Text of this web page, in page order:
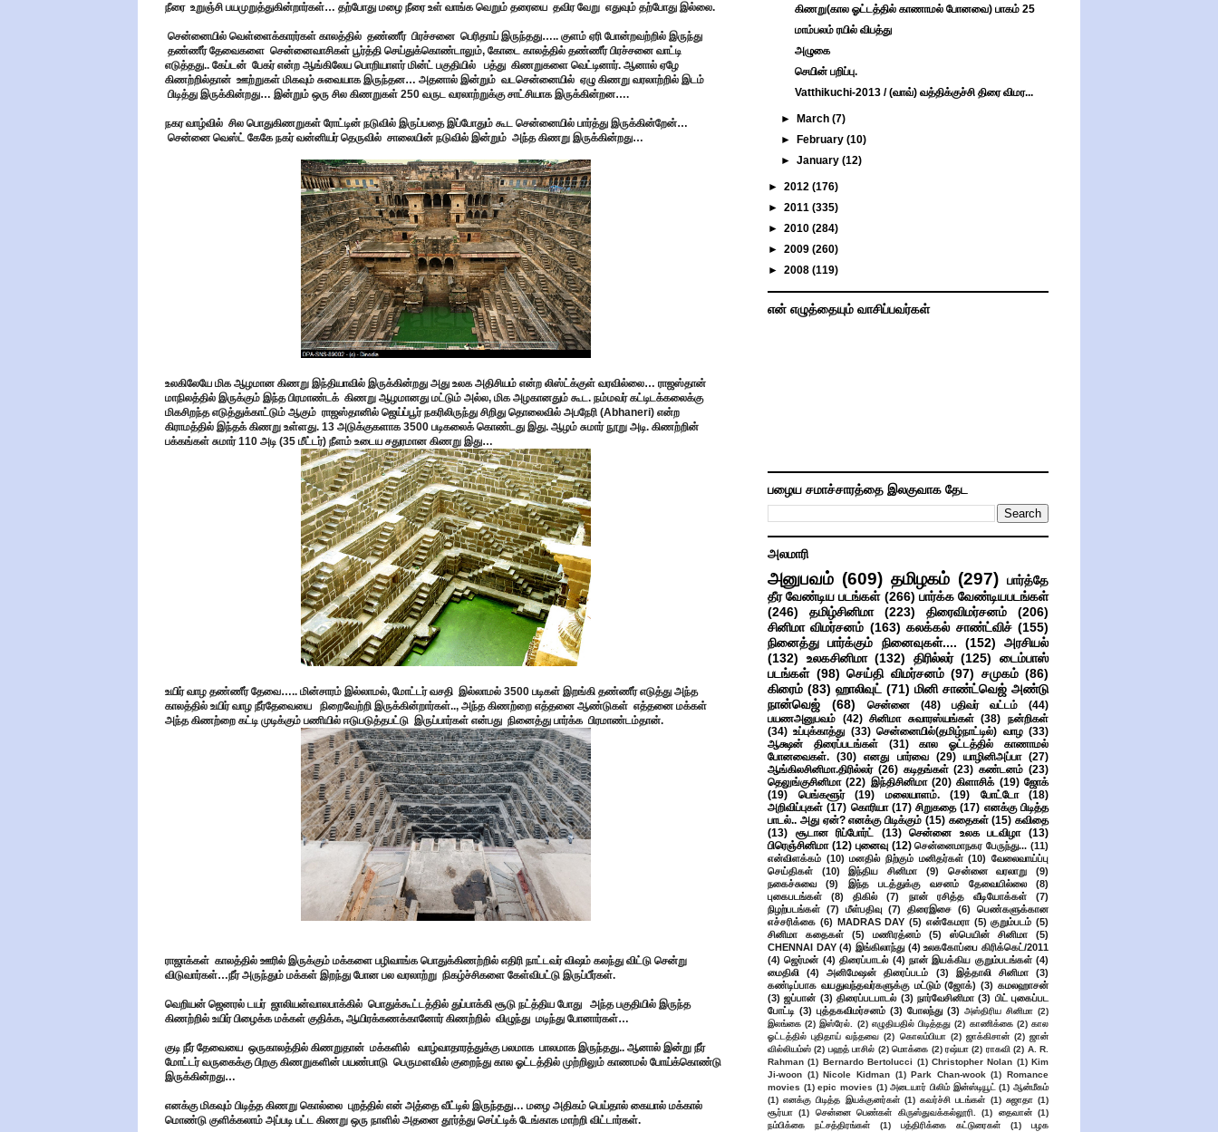
நீரை உறுஞ்சி பயமுறுத்துகின்றார்கள்… தற்போது மழை நீரை உள் வாங்க வெறும் தரையை தவிர வேறு எதுவும் தற்போது இல்லை.
சென்னையில் வெள்ளைக்காரர்கள் காலத்தில் தண்ணீர் பிரச்சனை பெரிதாய் இருந்தது….. குளம் ஏரி போன்றவற்றில் இருந்து
தண்ணீர் தேவைகளை சென்னைவாசிகள் பூர்த்தி செய்துக்கொண்டாலும், கோடை காலத்தில் தண்ணீர் பிரச்சனை வாட்டி
எடுத்தது.. கேப்டன் பேகர் என்ற ஆங்கிலேய பொறியாளர் மின்ட் பகுதியில் பத்து கிணறுகளை வெட்டினார். ஆனால் ஏழே
கிணற்றில்தான் ஊற்றுகள் மிகவும் சுவையாக இருந்தன… அதனால் இன்றும் வடசென்னையில் ஏழு கிணறு வரலாற்றில் இடம்
பிடித்து இருக்கின்றது… இன்றும் ஒரு சில கிணறுகள் 250 வருட வரலாற்றுக்கு சாட்சியாக இருக்கின்றன….
நகர வாழ்வில் சில பொதுகிணறுகள் ரோட்டின் நடுவில் இருப்பதை இப்போதும் கூட சென்னையில் பார்த்து இருக்கின்றேன்…
சென்னை வெஸ்ட் கேகே நகர் வன்னியர் தெருவில் சாலையின் நடுவில் இன்றும் அந்த கிணறு இருக்கின்றது…
உலகிலேயே மிக ஆழமான கிணறு இந்தியாவில் இருக்கின்றது அது உலக அதிசியம் என்ற லிஸ்ட்க்குள் வரவில்லை… ராஜஸ்தான்
மாநிலத்தில் இருக்கும் இந்த பிரமாண்டக் கிணறு ஆழமானது மட்டும் அல்ல, மிக அழகானதும் கூட. நம்மவர் கட்டிடக்கலைக்கு
மிகசிறந்த எடுத்துக்காட்டும் ஆகும் ராஜஸ்தானில் ஜெய்ப்பூர் நகரிலிருந்து சிறிது தொலைவில் அபநேரி (Abhaneri) என்ற
கிராமத்தில் இந்தக் கிணறு உள்ளது. 13 அடுக்குகளாக 3500 படிகலைக் கொண்டது இது. ஆழம் சுமார் நூறு அடி. கிணற்றின்
பக்கங்கள் சுமார் 110 அடி (35 மீட்டர்) நீளம் உடைய சதுரமான கிணறு இது…
உயிர் வாழ தண்ணீர் தேவை….. மின்சாரம் இல்லாமல், மோட்டர் வசதி இல்லாமல் 3500 படிகள் இறங்கி தண்ணீர் எடுத்து அந்த
காலத்தில் உயிர் வாழ நீர்தேவையை நிறைவேற்றி இருக்கின்றார்கள்.., அந்த கிணற்றை எத்தனை ஆண்டுகள் எத்தனை மக்கள்
அந்த கிணற்றை கட்டி முடிக்கும் பணியில் ஈடுபடுத்தபட்டு இருப்பார்கள் என்பது நினைத்து பார்க்க பிரமாண்டம்தான்.
ராஜாக்கள் காலத்தில் ஊரில் இருக்கும் மக்களை பழிவாங்க பொதுக்கிணற்றில் எதிரி நாட்டவர் விஷம் கலந்து விட்டு சென்று
விடுவார்கள்…நீர் அருந்தும் மக்கள் இறந்து போன பல வரலாற்று நிகழ்ச்சிகளை கேள்விபட்டு இருப்பீர்கள்.
வெறியன் ஜெனரல் டயர் ஜாலியன்வாலபாக்கில் பொதுக்கூட்டத்தில் துப்பாக்கி சூடு நட்த்திய போது அந்த பகுதியில் இருந்த
கிணற்றில் உயிர் பிழைக்க மக்கள் குதிக்க, ஆயிரக்கணக்கானோர் கிணற்றில் விழுந்து மடிந்து போனார்கள்…
குடி நீர் தேவையை ஒருகாலத்தில் கிணறுதான் மக்களில் வாழ்வாதாரத்துக்கு பலமாக பாலமாக இருந்தது.. ஆனால் இன்று நீர்
மோட்டர் வருகைக்கு பிறகு கிணறுகளின் பயண்பாடு பெருமளவில் குறைந்து கால ஓட்டத்தில் முற்றிலும் காணமல் போய்க்கொண்டு
இருக்கின்றது…
எனக்கு மிகவும் பிடித்த கிணறு கொல்லை புறத்தில் என் அத்தை வீட்டில் இருந்தது… மழை அதிகம் பெய்தால் கையால் மக்கால்
மொண்டு குளிக்கலாம் அப்படி பட்ட கிணறு ஒரு நாளில் அதனை தூர்த்து செப்ட்டிக் டேங்காக மாற்றி விட்டார்கள்.
கிணறு(கால ஓட்டத்தில் காணாமல் போனவை) பாகம் 25
மாம்பலம் ரயில் விபத்து
அழுகை
செயின் பறிப்பு.
Vatthikuchi-2013 / (வாவ்) வத்திக்குச்சி திரை விமர...
► March(7)
►
February(10)
►January(12)
► 2012 (176)
► 2011 (335)
► 2010 (284)
► 2009 (260)
► 2008 (119)
என் எழுத்தையும் வாசிப்பவர்கள்
பழைய சமாச்சாரத்தை இலகுவாக தேட
அலமாரி
அனுபவம் (609) தமிழகம் (297) பார்த்தே
தீர வேண்டிய படங்கள் (266) பார்க்க வேண்டியபடங்கள்
(246)
தமிழ்சினிமா (223) திரைவிமர்சனம்
(206)
சினிமா விமர்சனம் (163) கலக்கல் சாண்ட்விச் (155)
நினைத்து பார்க்கும் நினைவுகள்....
(152)
அரசியல்
(132)
உலகசினிமா (132) திரில்லர் (125)
டைம்பாஸ்
படங்கள் (98) செய்தி விமர்சனம் (97) சமுகம் (86)
கிரைம் (83) ஹாலிவுட் (71) மினி சாண்ட்வெஜ் அண்டு
நான்வெஜ்
(68) சென்னை (48) பதிவர் வட்டம்
(44)
பயணஅனுபவம் (42) சினிமா சுவாரஸ்யங்கள் (38) நன்றிகள்
(34) உப்புக்காத்து (33) சென்னையில்(தமிழ்நாட்டில்) வாழ (33)
ஆக்ஷன் திரைப்படங்கள்
(31)
கால ஓட்டத்தில் காணாமல்
போனவைகள். (30) எனது பார்வை (29) யாழினிஅப்பா (27)
ஆங்கிலசினிமா.திரில்லர் (26) கடிதங்கள் (23) கண்டனம் (23)
தெலுங்குசினிமா (22) இந்திசினிமா (20) கிளாசிக் (19) ஜோக்
(19)
பெங்களூர் (19) மலையாளம். (19) போட்டோ
(18)
அறிவிப்புகள் (17) கொரியா (17) சிறுகதை (17) எனக்கு பிடித்த
பாடல்.. அது ஏன்? எனக்கு பிடிக்கும் (15) கதைகள் (15) கவிதை
(13)
சூடான ரிப்போர்ட் (13) சென்னை உலக படவிழா
(13)
பிரெஞ்சினிமா (12) புனைவு (12) சென்னைமாநகர பேருந்து... (11)
என்விளக்கம் (10) மனதில் நிற்கும் மனிதர்கள் (10) வேலைவாய்ப்பு
செய்திகள்
(10) இந்திய சினிமா (9) சென்னை வரலாறு
(9)
நகைச்சுவை
(9) இந்த படத்துக்கு வசனம் தேவையில்லை
(8)
புகைபடங்கள்
(8) திகில் (7) நான் ரசித்த வீடியோக்கள்
(7)
நிழற்படங்கள் (7) மீள்பதிவு (7) திரைஇசை (6)
பெண்களுக்கான
எச்சரிக்கை (6) MADRAS DAY (5) என்கேமரா (5) குறும்படம் (5)
சினிமா கதைகள்
(5) மணிரத்னம் (5) ஸ்பெயின் சினிமா
(5)
CHENNAI DAY (4) இங்கிலாந்து (4) உலககோப்பை கிரிக்கெட்/2011
(4) ஜெர்மன் (4) திரைப்பாடல் (4) நான் இயக்கிய குறும்படங்கள் (4)
மைதிலி
(4) அனிமேஷன் திரைப்படம் (3) இத்தாலி சினிமா
(3)
கண்டிப்பாக வயதுவந்தவர்களுக்கு மட்டும் (ஜோக்) (3) கமலஹாசன்
(3) ஜப்பான் (3) திரைப்படபாடல் (3) நார்வேசினிமா (3) பிட் புகைப்பட
போட்டி (3) புத்தகவிமர்சனம் (3) போலந்து (3) அஸ்திரிய சினிமா (2)
இலங்கை (2) இஸ்ரேல். (2) எழுதியதில் பிடித்தது (2) காணிக்கை (2) கால
ஓட்டத்தில் புதிதாய் வந்தவை (2) கொலம்பியா (2) ஜாக்கிசான் (2) ஜான்
வில்லியம்ஸ் (2) பஹத் பாசில் (2) மொக்கை (2) ரஷ்யா (2) ராகவி (2) A. R.
Rahman (1) Bernardo Bertolucci (1) Christopher Nolan (1) Kim
Ji-woon (1) Nicole Kidman (1) Park Chan-wook (1) Romance
movies (1) epic movies (1) அடையார் பிலிம் இன்ஸ்டியூட் (1) ஆன்மீகம்
(1) எனக்கு பிடித்த இயக்குனர்கள் (1) கவர்ச்சி படங்கள் (1) சுஜாதா (1)
சூர்யா (1) சென்னை பெண்கள் கிருஸ்துவக்கல்லூரி. (1) தைவான் (1)
நம்பிக்கை நட்சத்திரங்கள்
(1) பத்திரிக்கை கட்டுரைகள் (1)
பழக